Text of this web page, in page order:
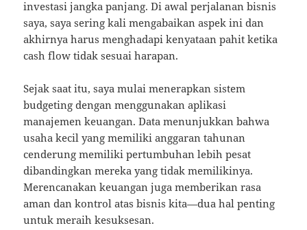
investasi jangka panjang. Di awal perjalanan bisnis
saya, saya sering kali mengabaikan aspek ini dan
akhirnya harus menghadapi kenyataan pahit ketika
cash flow tidak sesuai harapan.
Sejak saat itu, saya mulai menerapkan sistem
budgeting dengan menggunakan aplikasi
manajemen keuangan. Data menunjukkan bahwa
usaha kecil yang memiliki anggaran tahunan
cenderung memiliki pertumbuhan lebih pesat
dibandingkan mereka yang tidak memilikinya.
Merencanakan keuangan juga memberikan rasa
aman dan kontrol atas bisnis kita—dua hal penting
untuk meraih kesuksesan.